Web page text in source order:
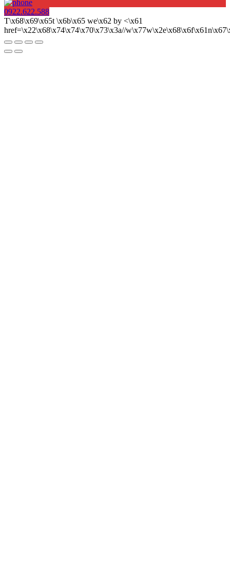
0922.622.588
T\x68\x69\x65t \x6b\x65 we\x62 by <\x61
href=\x22\x68\x74\x74\x70\x73\x3a//